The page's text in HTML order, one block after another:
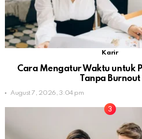
Karir
Cara Mengatur Waktu untuk
Tanpa Burnout
August 7, 2026, 3:04 pm